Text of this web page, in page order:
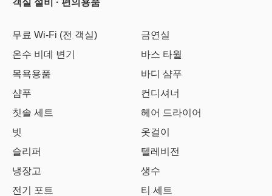
무료 Wi-Fi (전 객실)
금연실
온수 비데 변기
바스 타월
목욕용품
바디 샴푸
샴푸
컨디셔너
칫솔 세트
헤어 드라이어
빗
옷걸이
슬리퍼
텔레비전
냉장고
생수
전기 포트
티 세트